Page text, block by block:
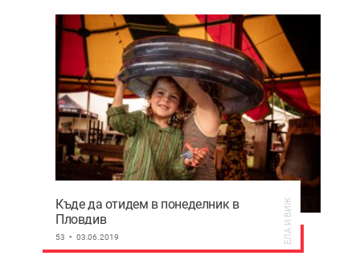
Къде да отидем в понеделник в
Пловдив
53 03.06.2019 ЕЛА И ВИЖ